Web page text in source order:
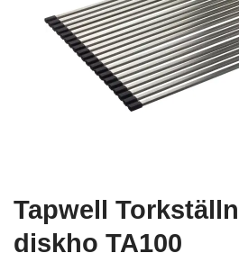
Tapwell
diskho TA100